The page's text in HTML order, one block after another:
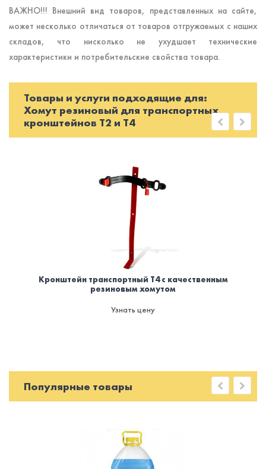
ВАЖНО!!! Внешний вид товаров, представленных на сайте,
может несколько отличаться от товаров отгружаемых с наших
складов, что нисколько не ухудшает технические
характеристики и потребительские свойства товара.
Товары и услуги подходящие для:
Хомут резиновый для транспортных
кронштейнов Т2 и Т4
Кронштейн транспортный Т4 с качественным
резиновым хомутом
Узнать цену
Популярные товары